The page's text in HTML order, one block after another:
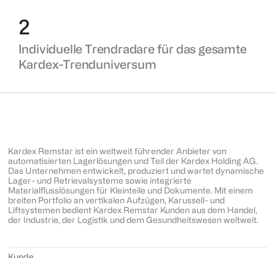
2
Individuelle Trendradare für das gesamte
Kardex-Trenduniversum
Kardex Remstar ist ein weltweit führender Anbieter von
automatisierten Lagerlösungen und Teil der Kardex Holding AG.
Das Unternehmen entwickelt, produziert und wartet dynamische
Lager- und Retrievalsysteme sowie integrierte
Materialflusslösungen für Kleinteile und Dokumente. Mit einem
breiten Portfolio an vertikalen Aufzügen, Karussell- und
Liftsystemen bedient Kardex Remstar Kunden aus dem Handel,
der Industrie, der Logistik und dem Gesundheitswesen weltweit.